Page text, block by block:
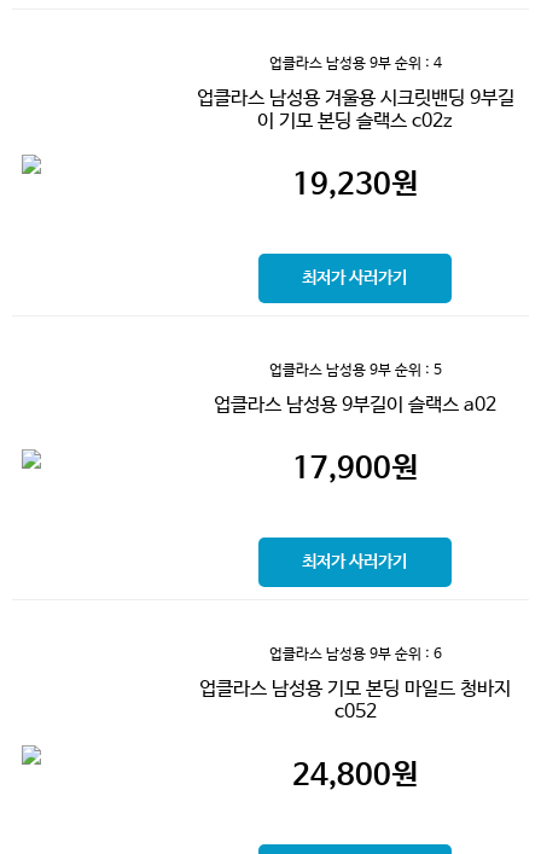
업클라스 남성용 9부순위 : 4
업클라스 남성용 겨울용 시크릿밴딩 9부길
이 기모 본딩 슬랙스 c02z
19,230원
최저가 사러가기
업클라스 남성용 9부순위 : 5
업클라스 남성용 9부길이 슬랙스 a02
17,900원
최저가 사러가기
업클라스 남성용 9부순위 : 6
업클라스 남성용 기모 본딩 마일드 청바지
c052
24,800원